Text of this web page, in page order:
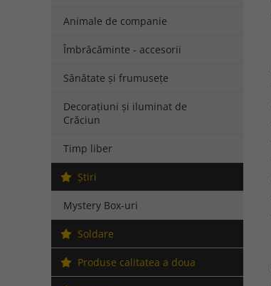
Animale de companie
Îmbrăcăminte - accesorii
Sănătate și frumusețe
Decorațiuni și iluminat de
Crăciun
Timp liber
Ştiri
Mystery Box-uri
Soldare
Produse calitatea a doua